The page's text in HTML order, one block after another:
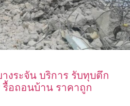
งระจัน บริการ รับทุบตึก
อถอนบ้าน ราคาถูก